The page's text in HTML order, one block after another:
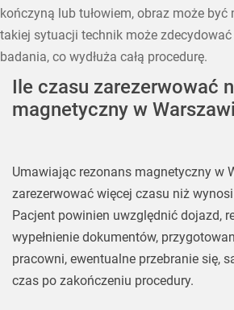
kończyną lub tułowiem, obraz może być
takiej sytuacji technik może
badania, co wydłuża całą procedurę.
Ile czasu zarezerwować
magnetyczny w
Umawiając rezonans magnetyczny w
zarezerwować więcej czasu niż
Pacjent powinien uwzględnić dojazd,
wypełnienie dokumentów,
pracowni, ewentualne przebranie się,
czas po zakończeniu procedury.